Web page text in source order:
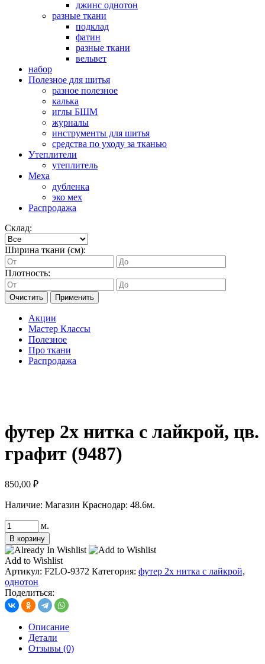
джинс однотон
разные ткани
подклад
фатин
разные ткани
вельвет
набор
Полезное для шитья
разное полезное
калька
иглы БШМ
журналы
инструменты для шитья
средства по уходу за тканью
Утеплители
утеплитель
Меха
дубленка
эко мех
Распродажа
Склад:
Ширина ткани (см):
Плотность:
Очистить Применить
Акции
Мастер Классы
Полезное
Про ткани
Распродажа
футер 2х нитка с лайкрой, цв.
графит (9487)
850,00 ₽
Наличие: Магазин Краснодар: 48.6м.
Количество
товара
футер
2х
нитка
с
лайкрой,
цв.
графит
м.
В корзину
Add to Wishlist
Артикул: F2LO-9372 Категория: футер 2х нитка с лайкрой,
однотон
Поделиться:
Описание
Детали
Отзывы (0)